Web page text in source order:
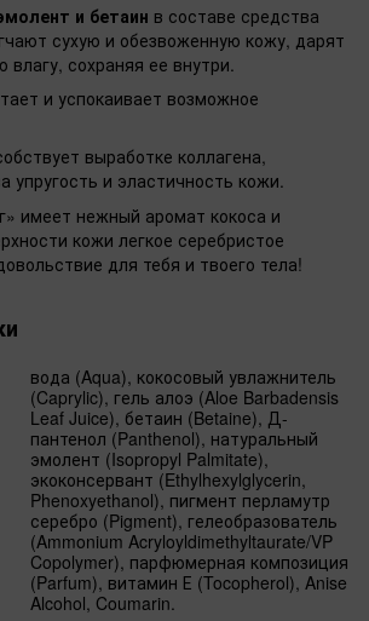
и бетаин в составе средства
сухую и обезвоженную кожу, дарят
влагу, сохраняя ее внутри.
и успокаивает возможное
выработке коллагена,
упругость и эластичность кожи.
имеет нежный аромат кокоса и
кожи легкое серебристое
для тебя и твоего тела!
вода (Aqua), кокосовый увлажнитель
(Caprylic), гель алоэ (Aloe Barbadensis
Leaf Juice), бетаин (Betaine), Д-
пантенол (Panthenol), натуральный
эмолент (Isopropyl Palmitate),
экоконсервант (Ethylhexylglycerin,
Phenoxyethanol), пигмент перламутр
серебро (Pigment), гелеобразователь
(Ammonium Acryloyldimethyltaurate/VP
Copolymer), парфюмерная композиция
(Parfum), витамин Е (Tocopherol), Anise
Alcohol, Coumarin.